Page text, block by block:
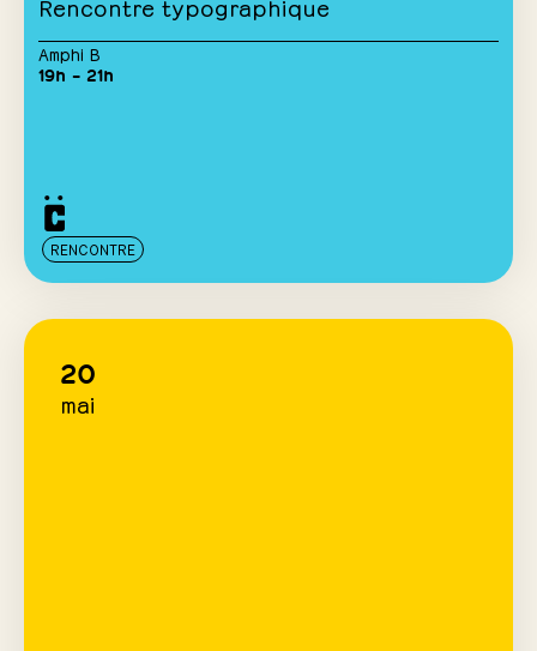
Rencontre typographique
Amphi B
19h – 21h
RENCONTRE
20
mai